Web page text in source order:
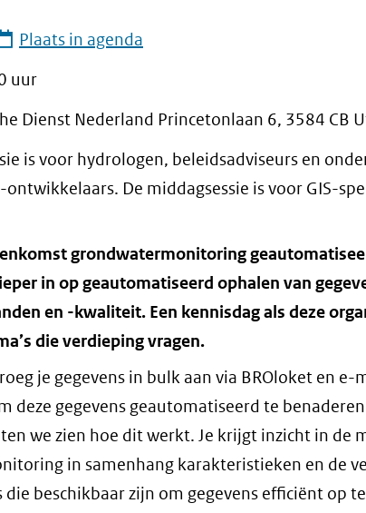
Plaats in agenda
uur
Dienst Nederland Princetonlaan 6, 3584 CB
is voor hydrologen, beleidsadviseurs en
De middagsessie is voor GIS-
grondwatermonitoring
in op geautomatiseerd ophalen van
en -kwaliteit. Een kennisdag als deze
die verdieping vragen.
je gegevens in bulk aan via BROloket en e-
deze gegevens geautomatiseerd te
we zien hoe dit werkt. Je krijgt inzicht in de
in samenhang karakteristieken en de
beschikbaar zijn om gegevens efficiënt op